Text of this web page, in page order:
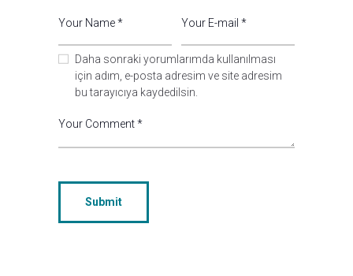
Daha sonraki yorumlarımda kullanılması
için adım, e-posta adresim ve site adresim
bu tarayıcıya kaydedilsin.